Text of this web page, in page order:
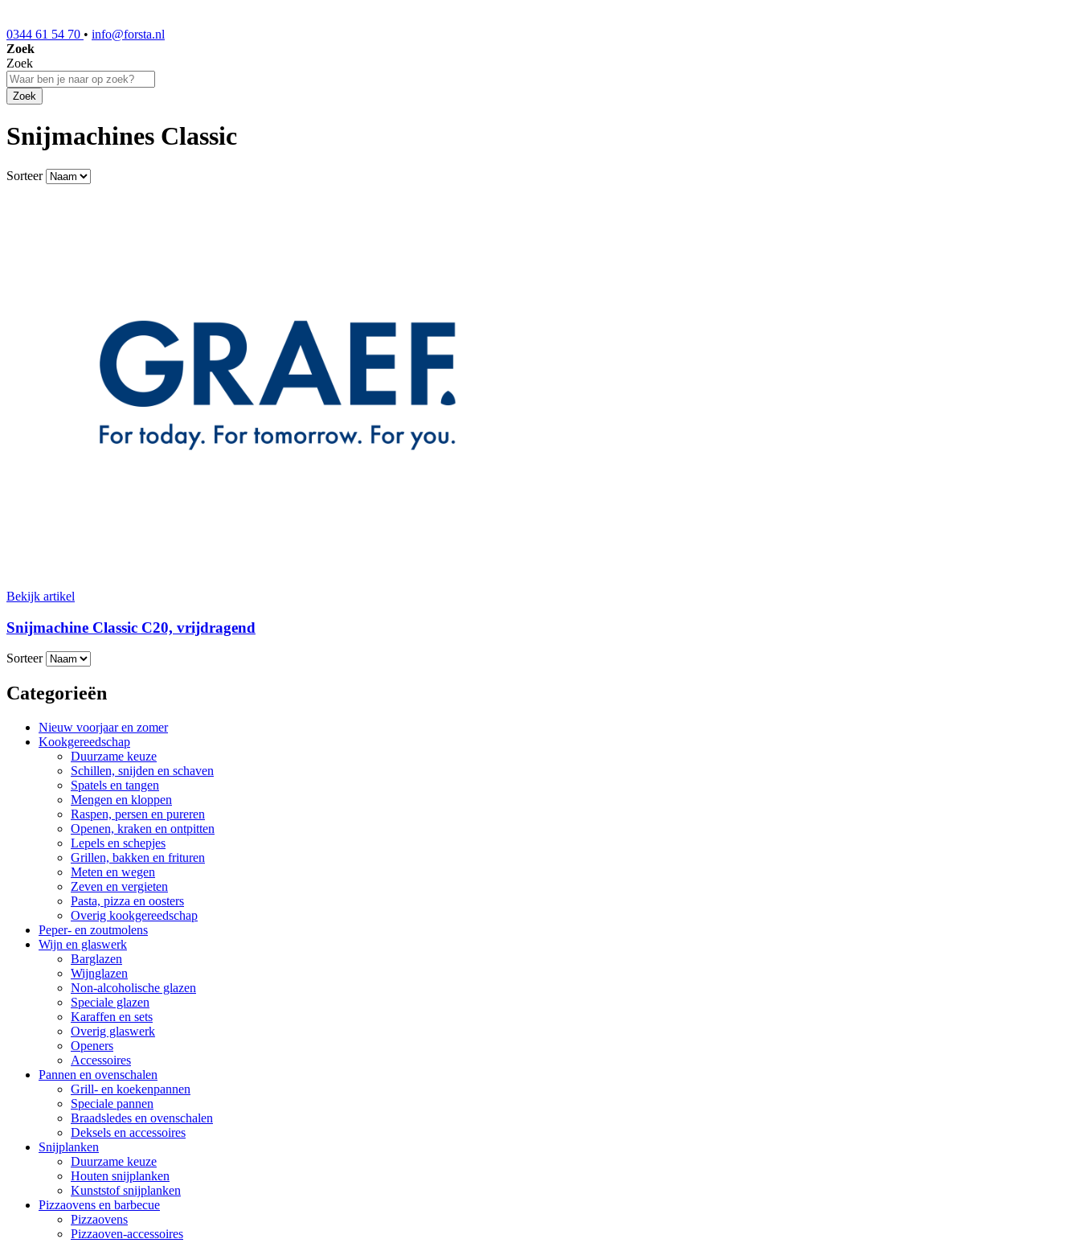
0344 61 54 70 • info@forsta.nl
Zoek
Zoek
Zoek
Snijmachines Classic
Sorteer
Bekijk artikel
Snijmachine Classic C20, vrijdragend
Sorteer
Categorieën
Nieuw voorjaar en zomer
Kookgereedschap
Duurzame keuze
Schillen, snijden en schaven
Spatels en tangen
Mengen en kloppen
Raspen, persen en pureren
Openen, kraken en ontpitten
Lepels en schepjes
Grillen, bakken en frituren
Meten en wegen
Zeven en vergieten
Pasta, pizza en oosters
Overig kookgereedschap
Peper- en zoutmolens
Wijn en glaswerk
Barglazen
Wijnglazen
Non-alcoholische glazen
Speciale glazen
Karaffen en sets
Overig glaswerk
Openers
Accessoires
Pannen en ovenschalen
Grill- en koekenpannen
Speciale pannen
Braadsledes en ovenschalen
Deksels en accessoires
Snijplanken
Duurzame keuze
Houten snijplanken
Kunststof snijplanken
Pizzaovens en barbecue
Pizzaovens
Pizzaoven-accessoires